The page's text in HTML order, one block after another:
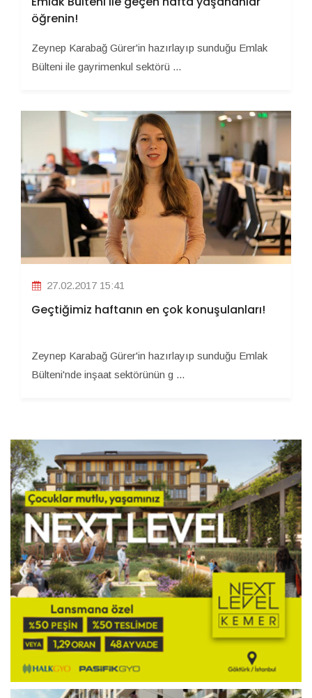
öğrenin!
Zeynep Karabağ Gürer'in hazırlayıp sunduğu Emlak
Bülteni ile gayrimenkul sektörü ...
27.02.2017 15:41
Geçtiğimiz haftanın en çok konuşulanları!
Zeynep Karabağ Gürer'in hazırlayıp sunduğu Emlak
Bülteni'nde inşaat sektörünün g ...